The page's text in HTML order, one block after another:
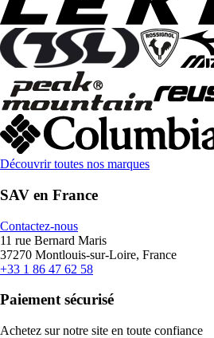
Découvrir toutes nos marques
SAV en France
Contactez-nous
11 rue Bernard Maris
37270 Montlouis-sur-Loire, France
+33 1 86 47 62 58
Paiement sécurisé
Achetez sur notre site en toute confiance